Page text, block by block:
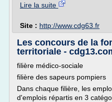
Lire la suite
Site : http://www.cdg63.fr
Les concours de la
territoriale -
filière médico-sociale
filière des sapeurs pompiers
Dans chaque filière, les
d'emplois répartis en 3